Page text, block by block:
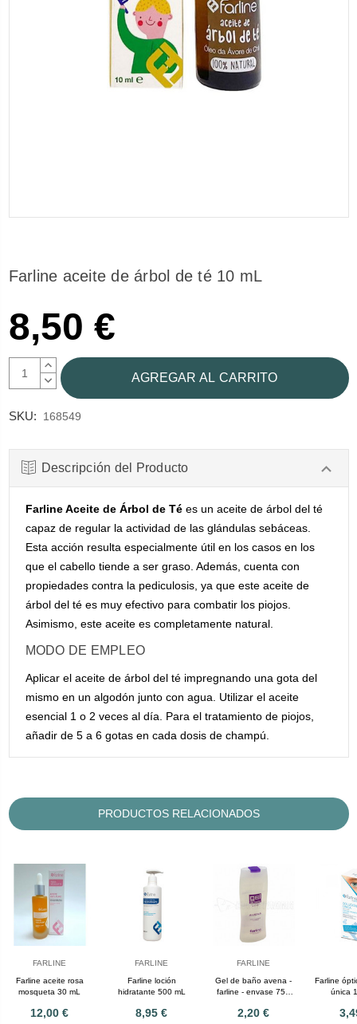
Farline aceite de árbol de té 10 mL
8,50 €
AUMENTAR
CANTIDAD:
DISMINUIR
CANTIDAD:
SKU: 168549
Descripción del Producto
Farline Aceite de Árbol de Tées un aceite de árbol del té
capaz de regular la actividad de las glándulas sebáceas.
Esta acción resulta especialmente útil en los casos en los
que el cabello tiende a ser graso. Además, cuenta con
propiedades contra la pediculosis, ya que este aceite de
árbol del té es muy efectivo para combatir los piojos.
Asimismo, este aceite es completamente natural.
MODO DE EMPLEO
Aplicar el aceite de árbol del té impregnando una gota del
mismo en un algodón junto con agua. Utilizar el aceite
esencial 1 o 2 veces al día. Para el tratamiento de piojos,
añadir de 5 a 6 gotas en cada dosis de champú.
PRODUCTOS RELACIONADOS
FARLINE
Farline aceite rosa
mosqueta 30 mL
12,00 €
FARLINE
Farline loción
hidratante 500 mL
8,95 €
FARLINE
Gel de baño avena -
farline - envase 750
2,20 €
Farline
única